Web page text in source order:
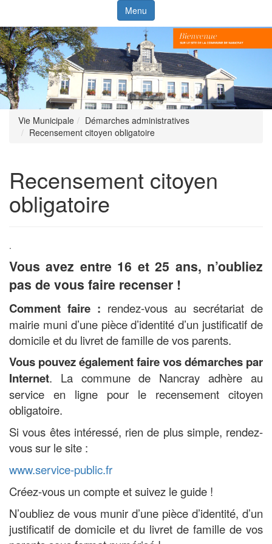
Menu
Vie Municipale
Démarches administratives
Recensement citoyen obligatoire
Recensement citoyen
obligatoire
.
Vous avez entre 16 et 25 ans, n’oubliez
pas de vous faire recenser !
Comment faire : rendez-vous au secrétariat de
mairie muni d’une pièce d’identité d’un justificatif de
domicile et du livret de famille de vos parents.
Vous pouvez également faire vos démarches par
Internet. La commune de Nancray adhère au
service en ligne pour le recensement citoyen
obligatoire.
Si vous êtes intéressé, rien de plus simple, rendez-
vous sur le site :
www.service-public.fr
Créez-vous un compte et suivez le guide !
N’oubliez de vous munir d’une pièce d’identité, d’un
justificatif de domicile et du livret de famille de vos